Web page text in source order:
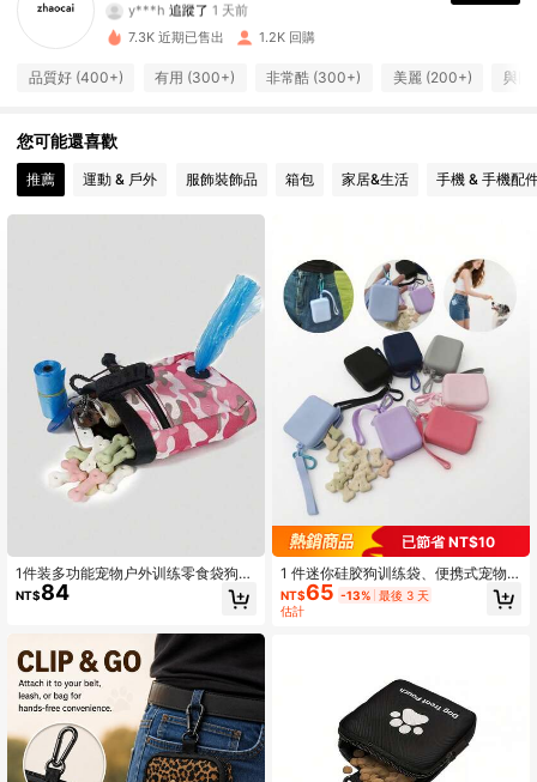
y***h 追蹤了 1 天前
4.84
4.84 280 追蹤者
280 追蹤者
4.84 280 追蹤者
4.84 280 追蹤者
4.84
7.3K 近期已售出 1.2K 回購
品質好 (400+) 有用 (300+) 非常酷 (300+) 美麗 (200+) 與圖
您可能還喜歡
推薦 運動 & 戶外 服飾裝飾品 箱包 家居&生活 手機 & 手機配
1件装多功能宠物户外训练零食袋狗狗
外出狗狗用品狗狗零食袋狗狗零食袋
遛狗袋
NT$84
已節省 NT$10
1 件迷你硅胶狗训练袋、便携式宠物
零食袋、狗零食袋、小巧尺寸、易于
清洁、旅行牵引绳固定袋（适合小狗
旅行或户外）、拉链封口以防止溢出
NT$65 -13% 最後 3 天
估計